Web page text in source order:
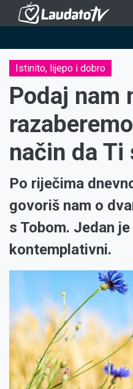
Skoči
sadržaj
Istinito, lijepo i dobro
Podaj nam
način da Ti
Po riječima
govoriš nam o
s Tobom. Jedan
kontemplativni.